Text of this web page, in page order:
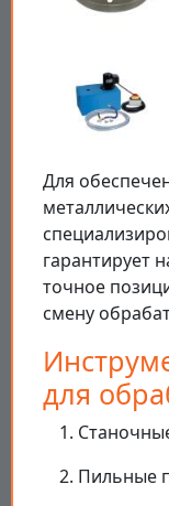
Для
гарантирует
точное
смену
для
Пильные